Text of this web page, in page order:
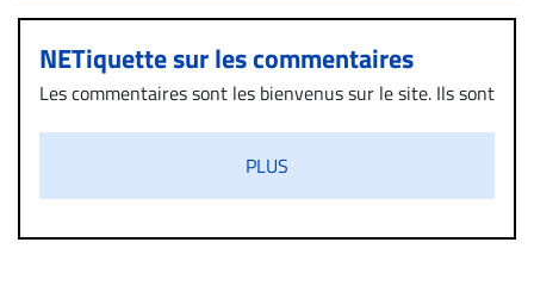
NETiquette sur les commentaires
Les commentaires sont les bienvenus sur le site. Ils sont
diffamatoire. Si malgré cette politique de modération,
un commentaire publié sur le site vous dérange, prenez
immédiatement contact par courriel (info@droit-
PLUS